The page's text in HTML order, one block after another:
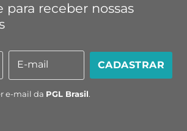
para receber nossas
mail
E-mail CADASTRAR
e-mail da PGL Brasil.